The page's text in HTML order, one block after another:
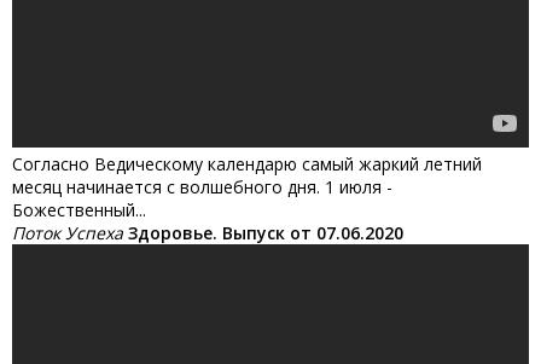
Согласно Ведическому календарю самый жаркий летний
месяц начинается с волшебного дня. 1 июля -
Божественный...
Поток Успеха Здоровье. Выпуск от 07.06.2020